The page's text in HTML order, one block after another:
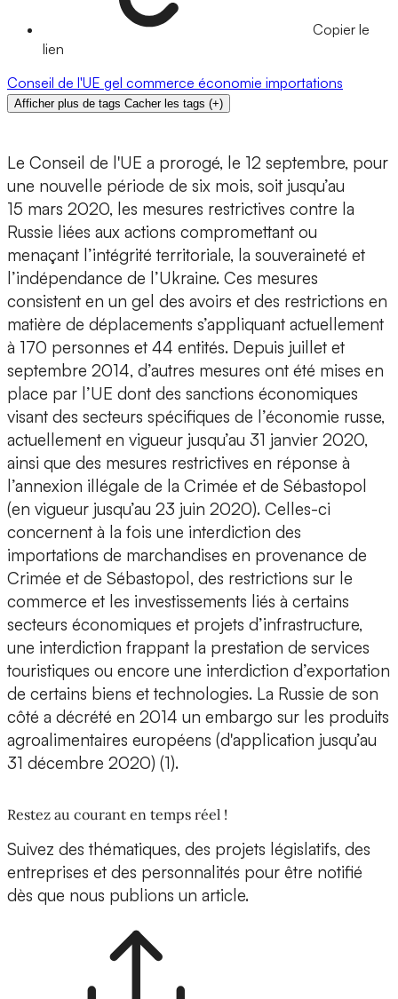
Copier le
lien
Conseil de l'UE gel commerce économie importations
Afficher plus de tags Cacher les tags (+)
Le Conseil de l'UE a prorogé, le 12 septembre, pour
une nouvelle période de six mois, soit jusqu’au
15 mars 2020, les mesures restrictives contre la
Russie liées aux actions compromettant ou
menaçant l’intégrité territoriale, la souveraineté et
l’indépendance de l’Ukraine. Ces mesures
consistent en un gel des avoirs et des restrictions en
matière de déplacements s’appliquant actuellement
à 170 personnes et 44 entités. Depuis juillet et
septembre 2014, d’autres mesures ont été mises en
place par l’UE dont des sanctions économiques
visant des secteurs spécifiques de l’économie russe,
actuellement en vigueur jusqu’au 31 janvier 2020,
ainsi que des mesures restrictives en réponse à
l’annexion illégale de la Crimée et de Sébastopol
(en vigueur jusqu’au 23 juin 2020). Celles-ci
concernent à la fois une interdiction des
importations de marchandises en provenance de
Crimée et de Sébastopol, des restrictions sur le
commerce et les investissements liés à certains
secteurs économiques et projets d’infrastructure,
une interdiction frappant la prestation de services
touristiques ou encore une interdiction d’exportation
de certains biens et technologies. La Russie de son
côté a décrété en 2014 un embargo sur les produits
agroalimentaires européens (d'application jusqu’au
31 décembre 2020) (1).
Restez au courant en temps réel !
Suivez des thématiques, des projets législatifs, des
entreprises et des personnalités pour être notifié
dès que nous publions un article.